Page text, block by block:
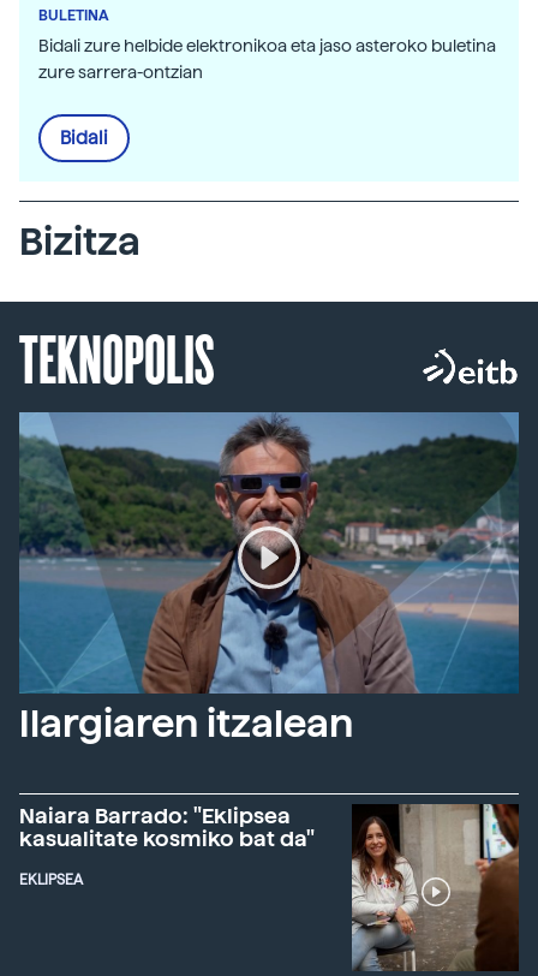
BULETINA
Bidali zure helbide elektronikoa eta jaso asteroko buletina
zure sarrera-ontzian
Bidali
Bizitza
TEKNOPOLIS
Ilargiaren itzalean
Naiara Barrado: "Eklipsea
kasualitate kosmiko bat da"
EKLIPSEA